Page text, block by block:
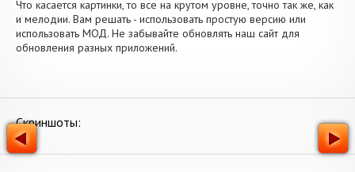
Что касается картинки, то все на крутом уровне, точно так же, как
и мелодии. Вам решать - использовать простую версию или
использовать МОД. Не забывайте обновлять наш сайт для
обновления разных приложений.
Скриншоты: